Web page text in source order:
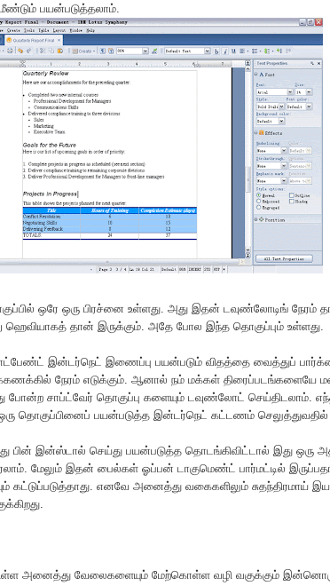
பயன்படுத்தலாம்.
ஒரே ஒரு பிரச்னை உள்ளது. அது இதன் டவுண்லோடிங் நேரம்
ஹெவியாகத் தான் இருக்கும். அதே போல இந்த தொகுப்பும் உள்ளது.
இன்டர்நெட் இணைப்பு பயன்படும் விதத்தை வைத்துப்
நேரம் எடுக்கும். ஆனால் நம் மக்கள் திரைப்படங்களையே
சாப்ட்வேர் தொகுப்பு களையும் டவுண்லோட் செய்திடலாம்.
ஒரு தொகுப்பினைப் பயன்படுத்த இன்டர்நெட் கட்டணம் செலுத்துவதில்
பின் இன்ஸ்டால் செய்து பயன்படுத்த தொடங்கிவிட்டால் இது ஒரு
மேலும் இதன் பைல்கள் ஓப்பன் டாகுமெண்ட் பார்மட்டில்
கட்டுப்படுத்தாது. எனவே அனைத்து வகைகளிலும் சுதந்திரமாய்
அனைத்து வேலைகளையும் மேற்கொள்ள வழி வகுக்கும்